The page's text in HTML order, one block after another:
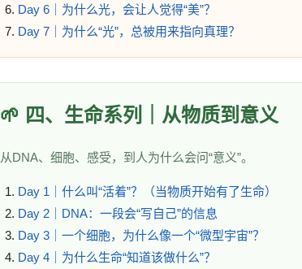
Day 6｜为什么光，会让人觉得“美”？
Day 7｜为什么“光”，总被用来指向真理？
🌱 四、生命系列｜从物质到意义
从DNA、细胞、感受，到人为什么会问“意义”。
Day 1｜什么叫“活着”？（当物质开始有了生命）
Day 2｜DNA：一段会“写自己”的信息
Day 3｜一个细胞，为什么像一个“微型宇宙”？
Day 4｜为什么生命“知道该做什么”？